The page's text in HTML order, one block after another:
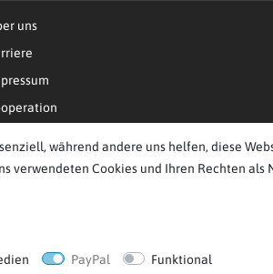
uns
während andere uns helfen, diese
verwendeten Cookies und Ihren Rechten als
PayPal Funktional